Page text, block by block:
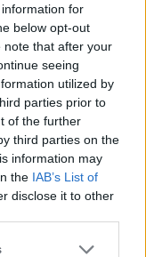
for
below opt-out
note that after your
seeing
utilized by
parties prior to
of the further
third parties on the
information may
the IAB’s List of
disclose it to other